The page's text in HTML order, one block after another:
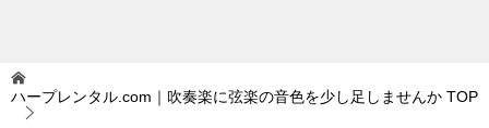
ハープレンタル.com｜吹奏楽に弦楽の音色を少し足しませんか TOP